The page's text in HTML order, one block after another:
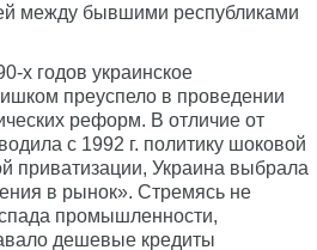
между бывшими республиками
х годов украинское
преуспело в проведении
реформ. В отличие от
с 1992 г. политику шоковой
приватизации, Украина выбрала
в рынок». Стремясь не
промышленности,
дешевые кредиты